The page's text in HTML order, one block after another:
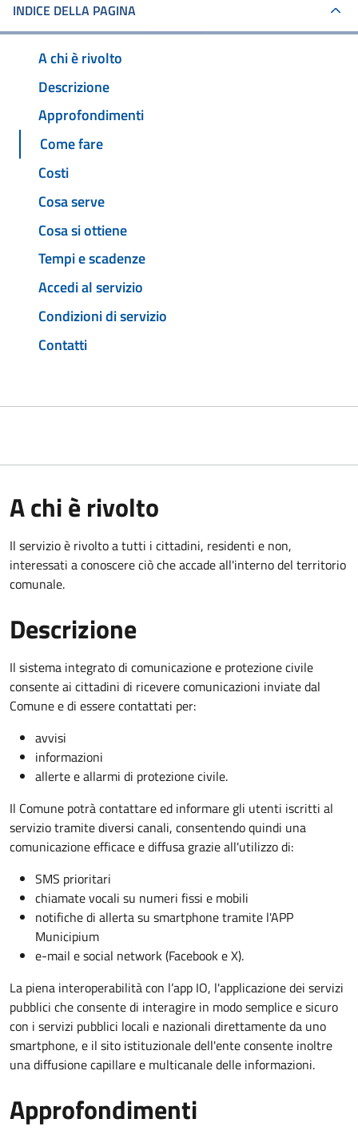
INDICE DELLA PAGINA
A chi è rivolto
Descrizione
Approfondimenti
Come fare
Costi
Cosa serve
Cosa si ottiene
Tempi e scadenze
Accedi al servizio
Condizioni di servizio
Contatti
A chi è rivolto
Il servizio è rivolto a tutti i cittadini, residenti e non,
interessati a conoscere ciò che accade all'interno del territorio
comunale.
Descrizione
Il sistema integrato di comunicazione e protezione civile
consente ai cittadini di ricevere comunicazioni inviate dal
Comune e di essere contattati per:
avvisi
informazioni
allerte e allarmi di protezione civile.
Il Comune potrà contattare ed informare gli utenti iscritti al
servizio tramite diversi canali, consentendo quindi una
comunicazione efficace e diffusa grazie all'utilizzo di:
SMS prioritari
chiamate vocali su numeri fissi e mobili
notifiche di allerta su smartphone tramite l'APP
Municipium
e-mail e social network (Facebook e X).
La piena interoperabilità con l’app IO, l'applicazione dei servizi
pubblici che consente di interagire in modo semplice e sicuro
con i servizi pubblici locali e nazionali direttamente da uno
smartphone, e il sito istituzionale dell'ente consente inoltre
una diffusione capillaree multicanale delle informazioni.
Approfondimenti